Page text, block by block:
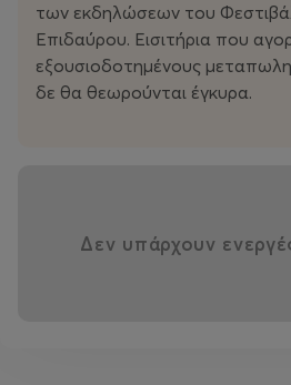
των εκδηλώσεων του
Επιδαύρου. Εισιτήρια που
εξουσιοδοτημένους
δε θα θεωρούνται έγκυρα.
Δεν υπάρχουν